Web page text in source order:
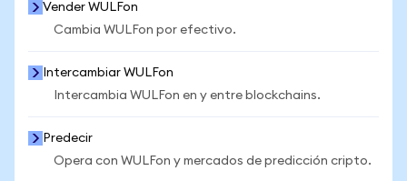
Vender WULFon
Cambia WULFon por efectivo.
Intercambiar WULFon
Intercambia WULFon en y entre blockchains.
Predecir
Opera con WULFon y mercados de predicción cripto.